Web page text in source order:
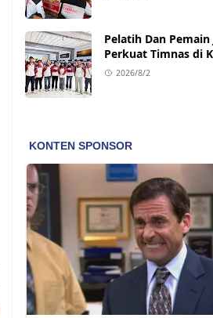
Pelatih Dan Pemain
Perkuat Timnas di
takraw Internasional
2026/8/2